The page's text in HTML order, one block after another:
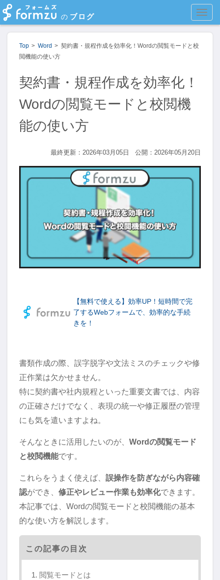
の ブログ
Top Word
契約書・規程作成を効率化！Wordの閲覧モードと校
閲機能の使い方
契約書・規程作成を効率化！
Wordの閲覧モードと校閲機
能の使い方
最終更新：2026年03月05日 公開：2026年05月20日
【無料で使える】効率UP！短時間で完
了するWebフォームで、効率的な手続
きを！
書類作成の際、誤字脱字や文法ミスのチェックや修
正作業は欠かせません。
特に契約書や社内規程といった重要文書では、内容
の正確さだけでなく、表現の統一や修正履歴の管理
にも気を遣いますよね。
そんなときに活用したいのが、 Wordの閲覧モード
と校閲機能です。
これらをうまく使えば、 誤操作を防ぎながら内容確
認ができ、 修正やレビュー作業も効率化できます。
本記事では、Wordの閲覧モードと校閲機能の基本
的な使い方を解説します。
この記事の目次
閲覧モードとは